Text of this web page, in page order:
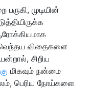
முடியின்
விதைகளை
சிறிய
மிகவும் நன்மை
பெரிய நோய்களை